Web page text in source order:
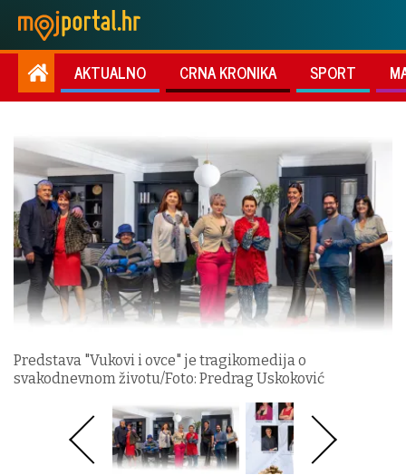
AKTUALNO CRNA KRONIKA SPORT
Predstava "Vukovi i ovce" je tragikomedija o
svakodnevnom životu/Foto: Predrag Uskoković